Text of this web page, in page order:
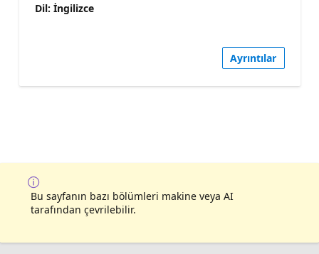
Dil: İngilizce
Ayrıntılar
Bu sayfanın bazı bölümleri makine veya AI
tarafından çevrilebilir.